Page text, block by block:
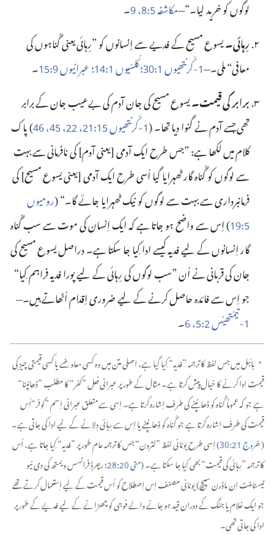
لوگوں کو خرید لیا۔“‏—‏مکاشفہ5
‏:‏
8‏،9‏۔‏
رِہائی۔‏یسوع مسیح کے فدیے سے اِنسانوں کو ”‏رِہائی یعنی گُناہوں کی
معافی“‏ ملی۔—‏1‏-‏کُرنتھیوں 1
‏:‏
30‏؛‏کُلسّیوں 1
‏:‏
14‏؛‏عبرانیوں9
‏:‏
15‏۔‏
برابر کی قیمت۔‏یسوع مسیح کی جان آدم کی بے‌عیب جان کے برابر
تھی جسے آدم نے گنوا دیا تھا۔ (‏1‏-‏کُرنتھیوں15
‏:‏
21‏،22‏،‏45‏،46‏)‏ پاک
کلام میں لکھا ہے:‏ ”‏جس طرح ایک آدمی [‏یعنی آدم]‏ کی نافرمانی سے بہت
سے لوگوں کو گُناہ گار ٹھہرایا گیا اُسی طرح ایک آدمی [‏یعنی یسوع مسیح]‏ کی
فرمانبرداری سے بہت سے لوگوں کو نیک ٹھہرایا جائے گا۔“‏ (‏رومیوں
5
‏:‏
19‏)‏ اِس سے واضح ہو جاتا ہے کہ ایک اِنسان کی موت سے سب گُناہ
گار اِنسانوں کے لیے فدیہ کیسے ادا کِیا جا سکتا ہے۔ دراصل یسوع مسیح کی
جان کی قربانی نے اُن ”‏سب لوگوں کی رِہائی کے لیے پورا فدیہ فراہم کِیا“‏
جو اِس سے فائدہ حاصل کرنے کے لیے ضروری اِقدام اُٹھاتے ہیں۔—‏
1‏-‏تیمُتھیُس2
‏:‏
5‏،6‏۔‏
a بائبل میں جس لفظ کا ترجمہ ”‏فدیہ“‏ کِیا گیا ہے، اصلی متن میں وہ کسی معاوضے یا کسی قیمتی چیز کی
قیمت ادا کرنے کا خیال پیش کرتا ہے۔ مثال کے طور پر عبرانی فعل ”‏کفر“‏ کا مطلب ”‏ڈھانپنا“‏
ہے جو کہ عموماً گُناہ کو ڈھانپنے کی طرف اِشارہ کرتا ہے۔ اِسی سے متعلق عبرانی اِسم ”‏کوفر“‏اُس
قیمت کی طرف اِشارہ کرتا ہے جو گُناہ کو ڈھانپنے یا اِس سے رِہائی دِلانے کے لیے ادا کی جاتی ہے۔
(‏خروج 21
‏:‏
30‏)‏ اِسی طرح یونانی لفظ ”‏لترون“‏ جس کا ترجمہ عام طور پر ”‏فدیہ“‏ کِیا جاتا ہے، اُس
کا ترجمہ ”‏رِہائی کی قیمت“‏ بھی کِیا جا سکتا ہے۔ (‏متی20
‏:‏
28‏؛ رچرڈ فرانسس ویمتھ کی دی نیو
ٹیسٹامنٹ اِن ماڈرن سپیچ)‏ یونانی مصنف اِس اِصطلا‌ح کو اُس قیمت کے لیے اِستعمال کرتے تھے
جو ایک غلام یا جنگ کے دوران قید ہو جانے والے فوجی کو چھڑانے کے لیے فدیے کے طور پر
ادا کی جاتی تھی۔‏